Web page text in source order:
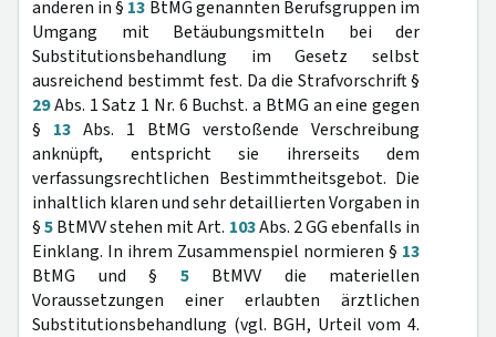
anderen in § 13 BtMG genannten Berufsgruppen im
Umgang mit Betäubungsmitteln bei der
Substitutionsbehandlung im Gesetz selbst
ausreichend bestimmt fest. Da die Strafvorschrift §
29Abs. 1 Satz 1 Nr. 6 Buchst. a BtMG an eine gegen
§ 13 Abs. 1 BtMG verstoßende Verschreibung
anknüpft, entspricht sie ihrerseits dem
verfassungsrechtlichen Bestimmtheitsgebot. Die
inhaltlich klaren und sehr detaillierten Vorgaben in
§5BtMVV stehen mit Art. 103Abs. 2 GG ebenfalls in
Einklang. In ihrem Zusammenspiel normieren § 13
BtMG und § 5BtMVV die materiellen
Voraussetzungen einer erlaubten ärztlichen
Substitutionsbehandlung (vgl. BGH, Urteil vom 4.